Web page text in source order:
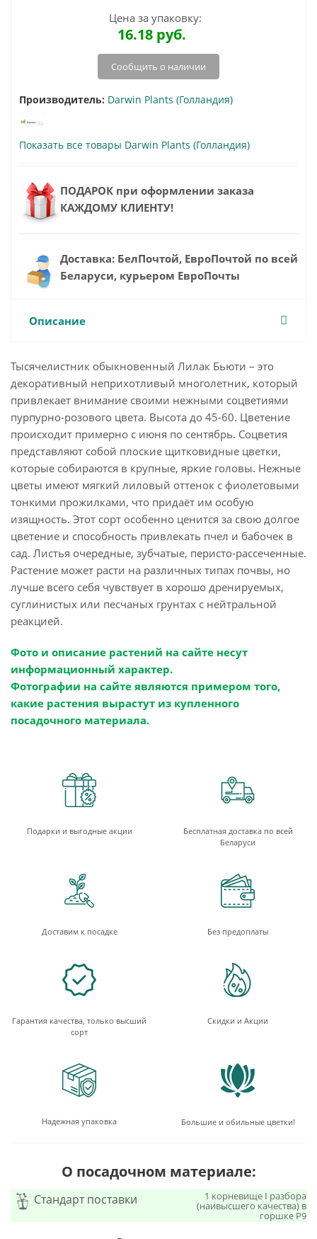
Цена за упаковку:
16.18руб.
Сообщить о наличии
Производитель: Darwin Plants (Голландия)
Показать все товары Darwin Plants (Голландия)
ПОДАРОК при оформлении заказа
КАЖДОМУ КЛИЕНТУ!
Доставка: БелПочтой, ЕвроПочтой по всей
Беларуси, курьером ЕвроПочты
Описание
Тысячелистник обыкновенный Лилак Бьюти – это
декоративный неприхотливый многолетник, который
привлекает внимание своими нежными соцветиями
пурпурно-розового цвета. Высота до 45-60. Цветение
происходит примерно с июня по сентябрь. Соцветия
представляют собой плоские щитковидные цветки,
которые собираются в крупные, яркие головы. Нежные
цветы имеют мягкий лиловый оттенок с фиолетовыми
тонкими прожилками, что придаёт им особую
изящность. Этот сорт особенно ценится за свою долгое
цветение и способность привлекать пчел и бабочек в
сад. Листья очередные, зубчатые, перисто-рассеченные.
Растение может расти на различных типах почвы, но
лучше всего себя чувствует в хорошо дренируемых,
суглинистых или песчаных грунтах с нейтральной
реакцией.
Фото и описание растений на сайте несут
информационный характер.
Фотографии на сайте являются примером того,
какие растения вырастут из купленного
посадочного материала.
Подарки и выгодные акции
Бесплатная доставка по всей
Беларуси
Доставим к посадке Без предоплаты
Гарантия качества, только высший
сорт
Скидки и Акции
Надежная упаковка Большие и обильные цветки!
О посадочном материале:
Стандарт поставки 1 корневище I разбора
(наивысшего качества) в
горшке Р9